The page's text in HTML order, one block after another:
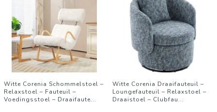
Witte Corenia Schommelstoel –
Relaxstoel – Fauteuil –
Voedingsstoel – Draaifaute...
Witte Corenia Draaifauteuil –
Loungefauteuil – Relaxstoel –
Draaistoel – Clubfau...